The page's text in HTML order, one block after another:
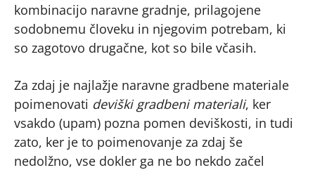
kombinacijo naravne gradnje, prilagojene
sodobnemu človeku in njegovim potrebam, ki
so zagotovo drugačne, kot so bile včasih.
Za zdaj je najlažje naravne gradbene materiale
poimenovati deviški gradbeni materiali, ker
vsakdo (upam) pozna pomen deviškosti, in tudi
zato, ker je to poimenovanje za zdaj še
nedolžno, vse dokler ga ne bo nekdo začel